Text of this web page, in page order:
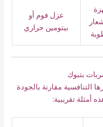
عزل فوم أو
بيتومين حراري
بتبوك
التنافسية مقارنة بالجودة
أمثلة تقريبية: